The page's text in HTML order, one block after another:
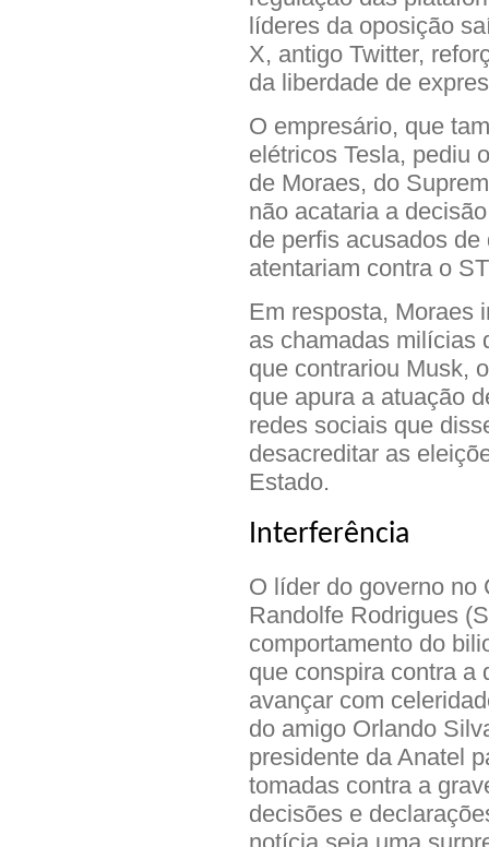
líderes da oposição
X, antigo Twitter,
da liberdade de
O empresário, que
elétricos Tesla, pediu
de Moraes, do
não acataria a
de perfis acusados
atentariam contra o
Em resposta, Moraes
as chamadas milícias
que contrariou Musk,
que apura a atuação
redes sociais que
desacreditar as
Estado.
Interferência
O líder do governo no
Randolfe Rodrigues
comportamento do
que conspira contra a
avançar com
do amigo Orlando
presidente da Anatel
tomadas contra a
decisões e